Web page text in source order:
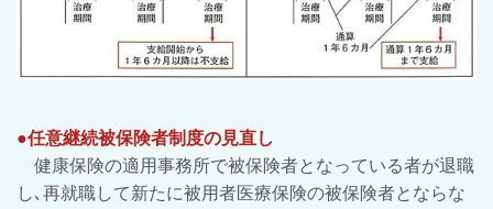
●任意継続被保険者制度の見直し
健康保険の適用事務所で被保険者となっている者が退職
し､再就職して新たに被用者医療保険の被保険者とならな